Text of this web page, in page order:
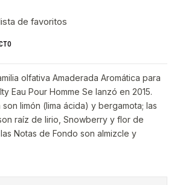
de favoritos
olfativa Amaderada Aromática para
Eau Pour Homme Se lanzó en 2015.
limón (lima ácida) y bergamota; las
raíz de lirio, Snowberry y flor de
Notas de Fondo son almizcle y